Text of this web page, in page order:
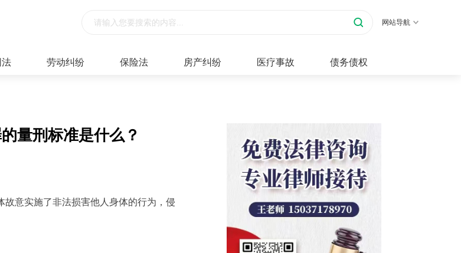
网站导航
法 劳动纠纷 保险法 房产纠纷 医疗事故 债务债权
量刑标准是什么？
意实施了非法损害他人身体的行为，侵